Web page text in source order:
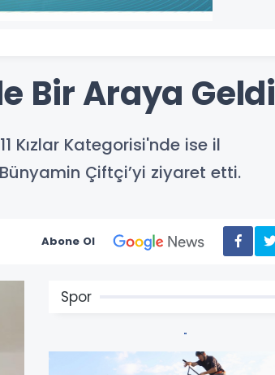
Bir Araya Geldi
Kızlar Kategorisi'nde ise il
Çiftçi’yi ziyaret etti.
Abone Ol
Spor